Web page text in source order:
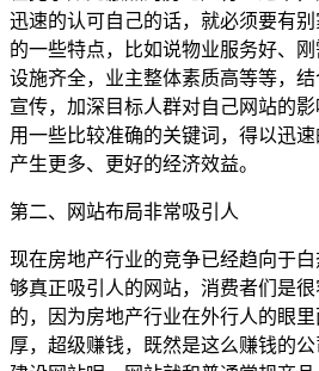
迅速的认可自己的话，就必须要有
的一些特点，比如说物业服务好、刚
设施齐全，业主整体素质高等等，
宣传，加深目标人群对自己网站的
用一些比较准确的关键词，得以迅
产生更多、更好的经济效益。
第二、网站布局非常吸引人
现在房地产行业的竞争已经趋向于
够真正吸引人的网站，消费者们是
的，因为房地产行业在外行人的眼
厚，超级赚钱，既然是这么赚钱的